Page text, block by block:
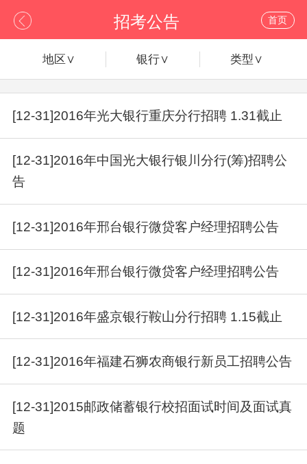
招考公告 首页
地区∨ 银行∨ 类型∨
[12-31]2016年光大银行重庆分行招聘 1.31截止
[12-31]2016年中国光大银行银川分行(筹)招聘公
告
[12-31]2016年邢台银行微贷客户经理招聘公告
[12-31]2016年邢台银行微贷客户经理招聘公告
[12-31]2016年盛京银行鞍山分行招聘 1.15截止
[12-31]2016年福建石狮农商银行新员工招聘公告
[12-31]2015邮政储蓄银行校招面试时间及面试真
题